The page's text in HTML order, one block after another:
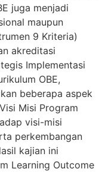
juga menjadi
maupun
9 Kriteria)
akreditasi
Implementasi
OBE,
beberapa aspek
Misi Program
visi-misi
perkembangan
kajian ini
Learning Outcome